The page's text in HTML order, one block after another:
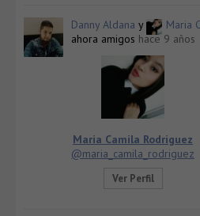
Danny Aldana y Maria
ahora amigos hace 9 años
Maria Camila Rodriguez
@maria_camila_rodriguez
Ver Perfil